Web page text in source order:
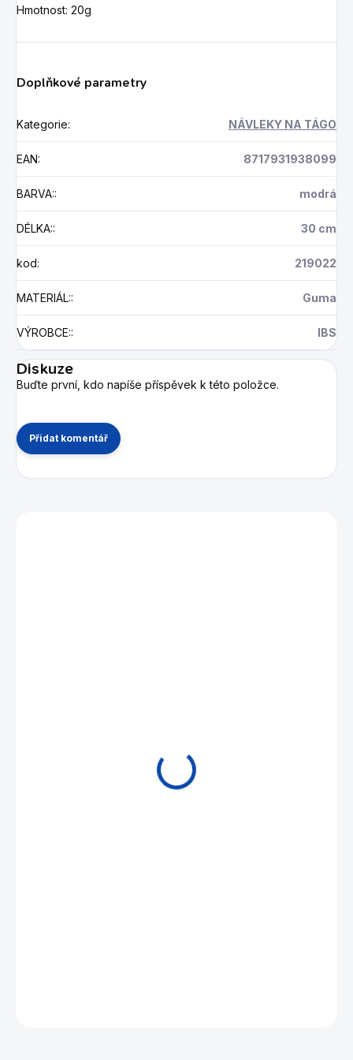
Hmotnost: 20g
Doplňkové parametry
Kategorie: NÁVLEKY NA TÁGO
EAN: 8717931938099
BARVA:: modrá
DÉLKA:: 30 cm
kod: 219022
MATERIÁL:: Guma
VÝROBCE:: IBS
Diskuze
Buďte první, kdo napíše příspěvek k této položce.
Přidat komentář